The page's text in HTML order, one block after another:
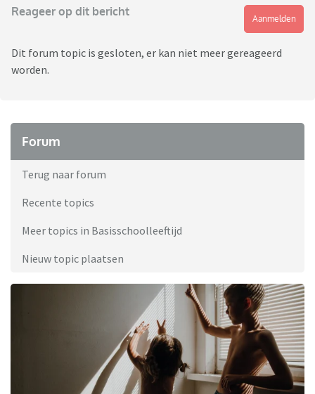
Reageer op dit bericht
Aanmelden
Dit forum topic is gesloten, er kan niet meer gereageerd
worden.
Forum
Terug naar forum
Recente topics
Meer topics in Basisschoolleeftijd
Nieuw topic plaatsen